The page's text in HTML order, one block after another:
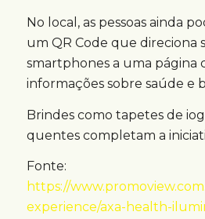
No local, as pessoas ainda
um QR Code que direciona
smartphones a uma página
informações sobre saúde e
Brindes como tapetes de
quentes completam a
Fonte:
https://
experience/axa-health-